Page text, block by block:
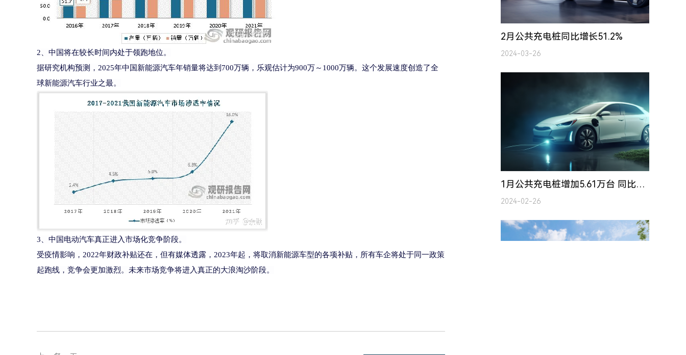
2、中国将在较长时间内处于领跑地位。
据研究机构预测，2025年中国新能源汽车年销量将达到700万辆，乐观估计为900万～1000万辆。这个发展速度创 造了全
球新能源汽车行业之最。
3、中国电动汽车真正进入市场化竞争阶段。
受疫情影响，2022年财政补贴还在，但有媒体透露，2023年起，将取消新能源车型的各项补贴，所有车企将处于同一政策
起跑线，竞争会更加激烈。未来市场竞争将进入真正的大浪淘沙阶段。
2024-03-26
1月公共充电桩增加5.61万台 同比增长51.3%
2024-02-26